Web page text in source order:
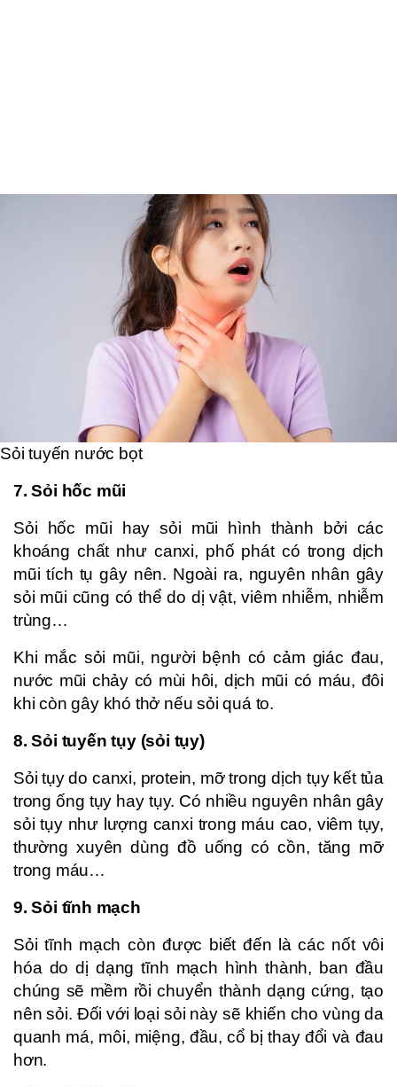
Sỏi tuyến nước bọt
7. Sỏi hốc mũi
Sỏi hốc mũi hay sỏi mũi hình thành bởi các
khoáng chất như canxi, phố phát có trong dịch
mũi tích tụ gây nên. Ngoài ra, nguyên nhân gây
sỏi mũi cũng có thể do dị vật, viêm nhiễm, nhiễm
trùng…
Khi mắc sỏi mũi, người bệnh có cảm giác đau,
nước mũi chảy có mùi hôi, dịch mũi có máu, đôi
khi còn gây khó thở nếu sỏi quá to.
8. Sỏi tuyến tụy (sỏi tụy)
Sỏi tụy do canxi, protein, mỡ trong dịch tụy kết tủa
trong ống tụy hay tụy. Có nhiều nguyên nhân gây
sỏi tụy như lượng canxi trong máu cao, viêm tụy,
thường xuyên dùng đồ uống có cồn, tăng mỡ
trong máu…
9. Sỏi tĩnh mạch
Sỏi tĩnh mạch còn được biết đến là các nốt vôi
hóa do dị dạng tĩnh mạch hình thành, ban đầu
chúng sẽ mềm rồi chuyển thành dạng cứng, tạo
nên sỏi. Đối với loại sỏi này sẽ khiến cho vùng da
quanh má, môi, miệng, đầu, cổ bị thay đổi và đau
hơn.